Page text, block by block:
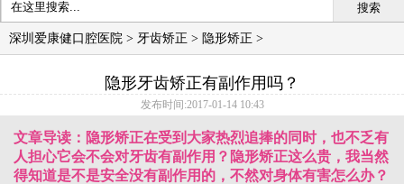
搜索
深圳爱康健口腔医院 > 牙齿矫正 > 隐形矫正 >
隐形牙齿矫正有副作用吗？
发布时间:2017-01-14 10:43
文章导读：隐形矫正在受到大家热烈追捧的同时，也不乏有
人担心它会不会对牙齿有副作用？隐形矫正这么贵，我当然
得知道是不是安全没有副作用的，不然对身体有害怎么办？